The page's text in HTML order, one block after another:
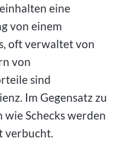
eine
von einem
oft verwaltet von
von
sind
Im Gegensatz zu
Schecks werden
verbucht.